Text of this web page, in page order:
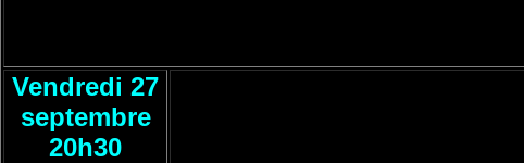
Vendredi 27
septembre
20h30